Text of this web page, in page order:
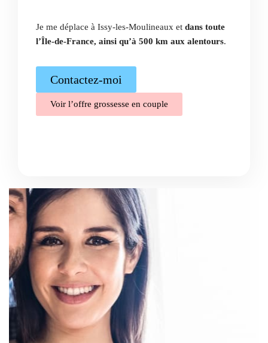
Je me déplace à Issy-les-Moulineaux et dans toute
l’Île-de-France, ainsi qu’à 500 km aux alentours.
Contactez-moi
Voir l’offre grossesse en couple